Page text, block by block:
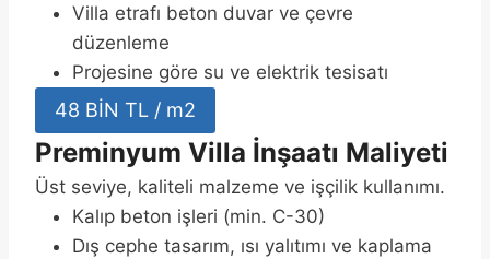
Villa etrafı beton duvar ve çevre
düzenleme
Projesine göre su ve elektrik tesisatı
48 BİN TL / m2
Preminyum Villa İnşaatı Maliyeti
Üst seviye, kaliteli malzeme ve işçilik kullanımı.
Kalıp beton işleri (min. C-30)
Dış cephe tasarım, ısı yalıtımı ve kaplama